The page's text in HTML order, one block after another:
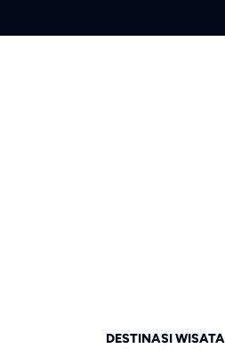
DESTINASI WISATA